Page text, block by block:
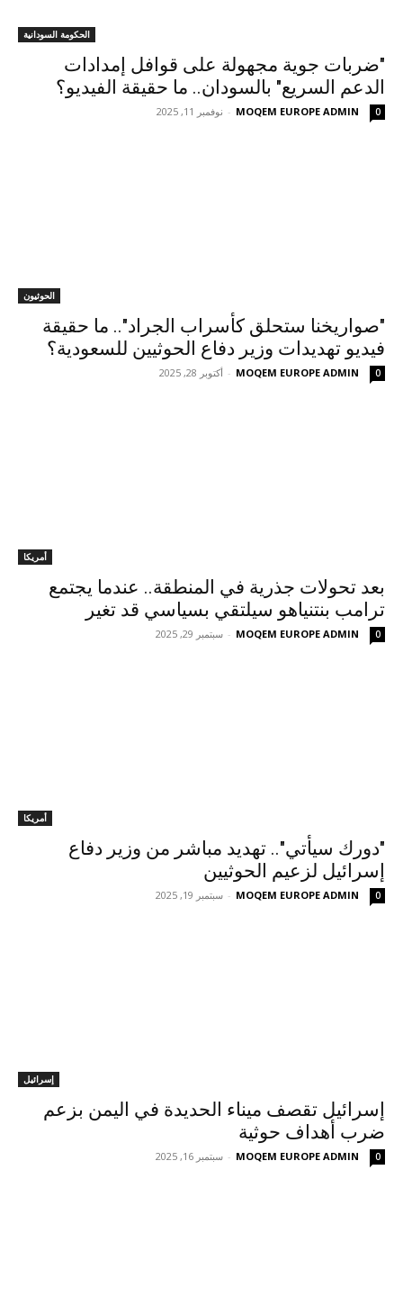
الحكومة السودانية
"ضربات جوية مجهولة على قوافل إمدادات
الدعم السريع" بالسودان.. ما حقيقة الفيديو؟
MOQEM EUROPE ADMIN
- نوفمبر 11, 2025 0
الحوثيون
"صواريخنا ستحلق كأسراب الجراد".. ما حقيقة
فيديو تهديدات وزير دفاع الحوثيين للسعودية؟
MOQEM EUROPE ADMIN
- أكتوبر 28, 2025 0
أمريكا
بعد تحولات جذرية في المنطقة.. عندما يجتمع
ترامب بنتنياهو سيلتقي بسياسي قد تغير
MOQEM EUROPE ADMIN
- سبتمبر 29, 2025 0
أمريكا
"دورك سيأتي".. تهديد مباشر من وزير دفاع
إسرائيل لزعيم الحوثيين
MOQEM EUROPE ADMIN
- سبتمبر 19, 2025 0
إسرائيل
إسرائيل تقصف ميناء الحديدة في اليمن بزعم
ضرب أهداف حوثية
MOQEM EUROPE ADMIN
- سبتمبر 16, 2025 0